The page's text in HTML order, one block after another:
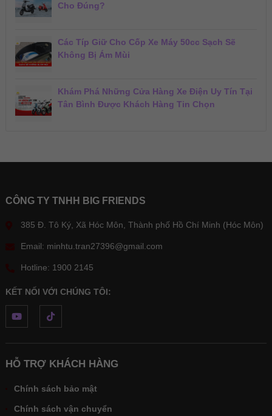
Cho Đúng?
Các Típ Giữ Cho Cốp Xe Máy 50cc Sạch Sẽ
Không Bị Ám Mùi
Khám Phá Những Cửa Hàng Xe Điện Uy Tín Tại
Tân Bình Được Khách Hàng Tin Chọn
CÔNG TY TNHH BIG FRIENDS
385 Đ. Tô Ký, Xã Hóc Môn, Thành phố Hồ Chí Minh (Hóc Môn)
Email: minhtu.tran27396@gmail.com
Hotline: 1900 2145
KẾT NỐI VỚI CHÚNG TÔI:
HỖ TRỢ KHÁCH HÀNG
Chính sách bảo mật
Chính sách vận chuyển